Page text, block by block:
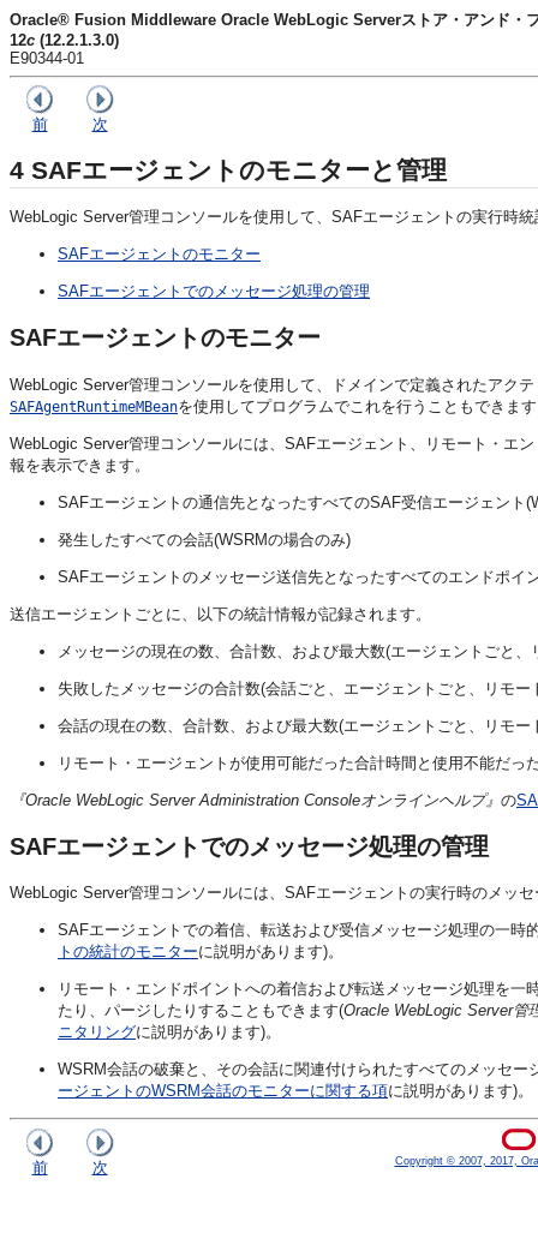
Oracle® Fusion Middleware Oracle WebLogic Serverストア・アンド・
12c (12.2.1.3.0)
E90344-01
前 次
4 SAFエージェントのモニターと管理
WebLogic Server管理コンソールを使用して、SAFエージェントの実行時
SAFエージェントのモニター
SAFエージェントでのメッセージ処理の管理
SAFエージェントのモニター
WebLogic Server管理コンソールを使用して、ドメインで定義されたアク
SAFAgentRuntimeMBeanを使用してプログラムでこれを行うこともできま
WebLogic Server管理コンソールには、SAFエージェント、リモート・エ
報を表示できます。
SAFエージェントの通信先となったすべてのSAF受信エージェント
発生したすべての会話(WSRMの場合のみ)
SAFエージェントのメッセージ送信先となったすべてのエンドポイ
送信エージェントごとに、以下の統計情報が記録されます。
メッセージの現在の数、合計数、および最大数(エージェントごと
失敗したメッセージの合計数(会話ごと、エージェントごと、リモー
会話の現在の数、合計数、および最大数(エージェントごと、リモー
リモート・エージェントが使用可能だった合計時間と使用不能だ
『Oracle WebLogic Server Administration Consoleオンラインヘルプ』 の
SAFエージェントでのメッセージ処理の管理
WebLogic Server管理コンソールには、SAFエージェントの実行時のメッ
SAFエージェントでの着信、転送および受信メッセージ処理の一時
トの統計のモニターに説明があります)。
リモート・エンドポイントへの着信および転送メッセージ処理を
たり、パージしたりすることもできます(Oracle WebLogic Server管
ニタリングに説明があります)。
WSRM会話の破棄と、その会話に関連付けられたすべてのメッセー
ージェントのWSRM会話のモニターに関する項に説明があります)。
前 次 Copyright © 2007, 2017,